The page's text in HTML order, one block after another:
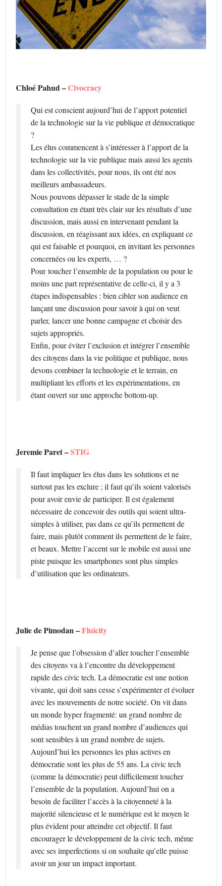
Chloé Pahud –Civocracy
Qui est conscient aujourd’hui de l’apport potentiel
de la technologie sur la vie publique et démocratique
?
Les élus commencent à s’intéresser à l’apport de la
technologie sur la vie publique mais aussi les agents
dans les collectivités, pour nous, ils ont été nos
meilleurs ambassadeurs.
Nous pouvons dépasser le stade de la simple
consultation en étant très clair sur les résultats d’une
discussion, mais aussi en intervenant pendant la
discussion, en réagissant aux idées, en expliquant ce
qui est faisable et pourquoi, en invitant les personnes
concernées ou les experts, … ?
Pour toucher l’ensemble de la population ou pour le
moins une part représentative de celle-ci, il y a 3
étapes indispensables : bien cibler son audience en
lançant une discussion pour savoir à qui on veut
parler, lancer une bonne campagne et choisir des
sujets appropriés.
Enfin, pour éviter l’exclusion et intégrer l’ensemble
des citoyens dans la vie politique et publique, nous
devons combiner la technologie et le terrain, en
multipliant les efforts et les expérimentations, en
étant ouvert sur une approche bottom-up.
Jeremie Paret –STIG
Il faut impliquer les élus dans les solutions et ne
surtout pas les exclure ; il faut qu’ils soient valorisés
pour avoir envie de participer. Il est également
nécessaire de concevoir des outils qui soient ultra-
simples à utiliser, pas dans ce qu’ils permettent de
faire, mais plutôt comment ils permettent de le faire,
et beaux. Mettre l’accent sur le mobile est aussi une
piste puisque les smartphones sont plus simples
d’utilisation que les ordinateurs.
Julie de Pimodan –Fluicity
Je pense que l’obsession d’aller toucher l’ensemble
des citoyens va à l’encontre du développement
rapide des civic tech. La démocratie est une notion
vivante, qui doit sans cesse s’expérimenter et évoluer
avec les mouvements de notre société. On vit dans
un monde hyper fragmenté: un grand nombre de
médias touchent un grand nombre d’audiences qui
sont sensibles à un grand nombre de sujets.
Aujourd’hui les personnes les plus actives en
démocratie sont les plus de 55 ans. La civic tech
(comme la démocratie) peut difficilement toucher
l’ensemble de la population. Aujourd’hui on a
besoin de faciliter l’accès à la citoyenneté à la
majorité silencieuse et le numérique est le moyen le
plus évident pour atteindre cet objectif. Il faut
encourager le développement de la civic tech, même
avec ses imperfections si on souhaite qu’elle puisse
avoir un jour un impact important.